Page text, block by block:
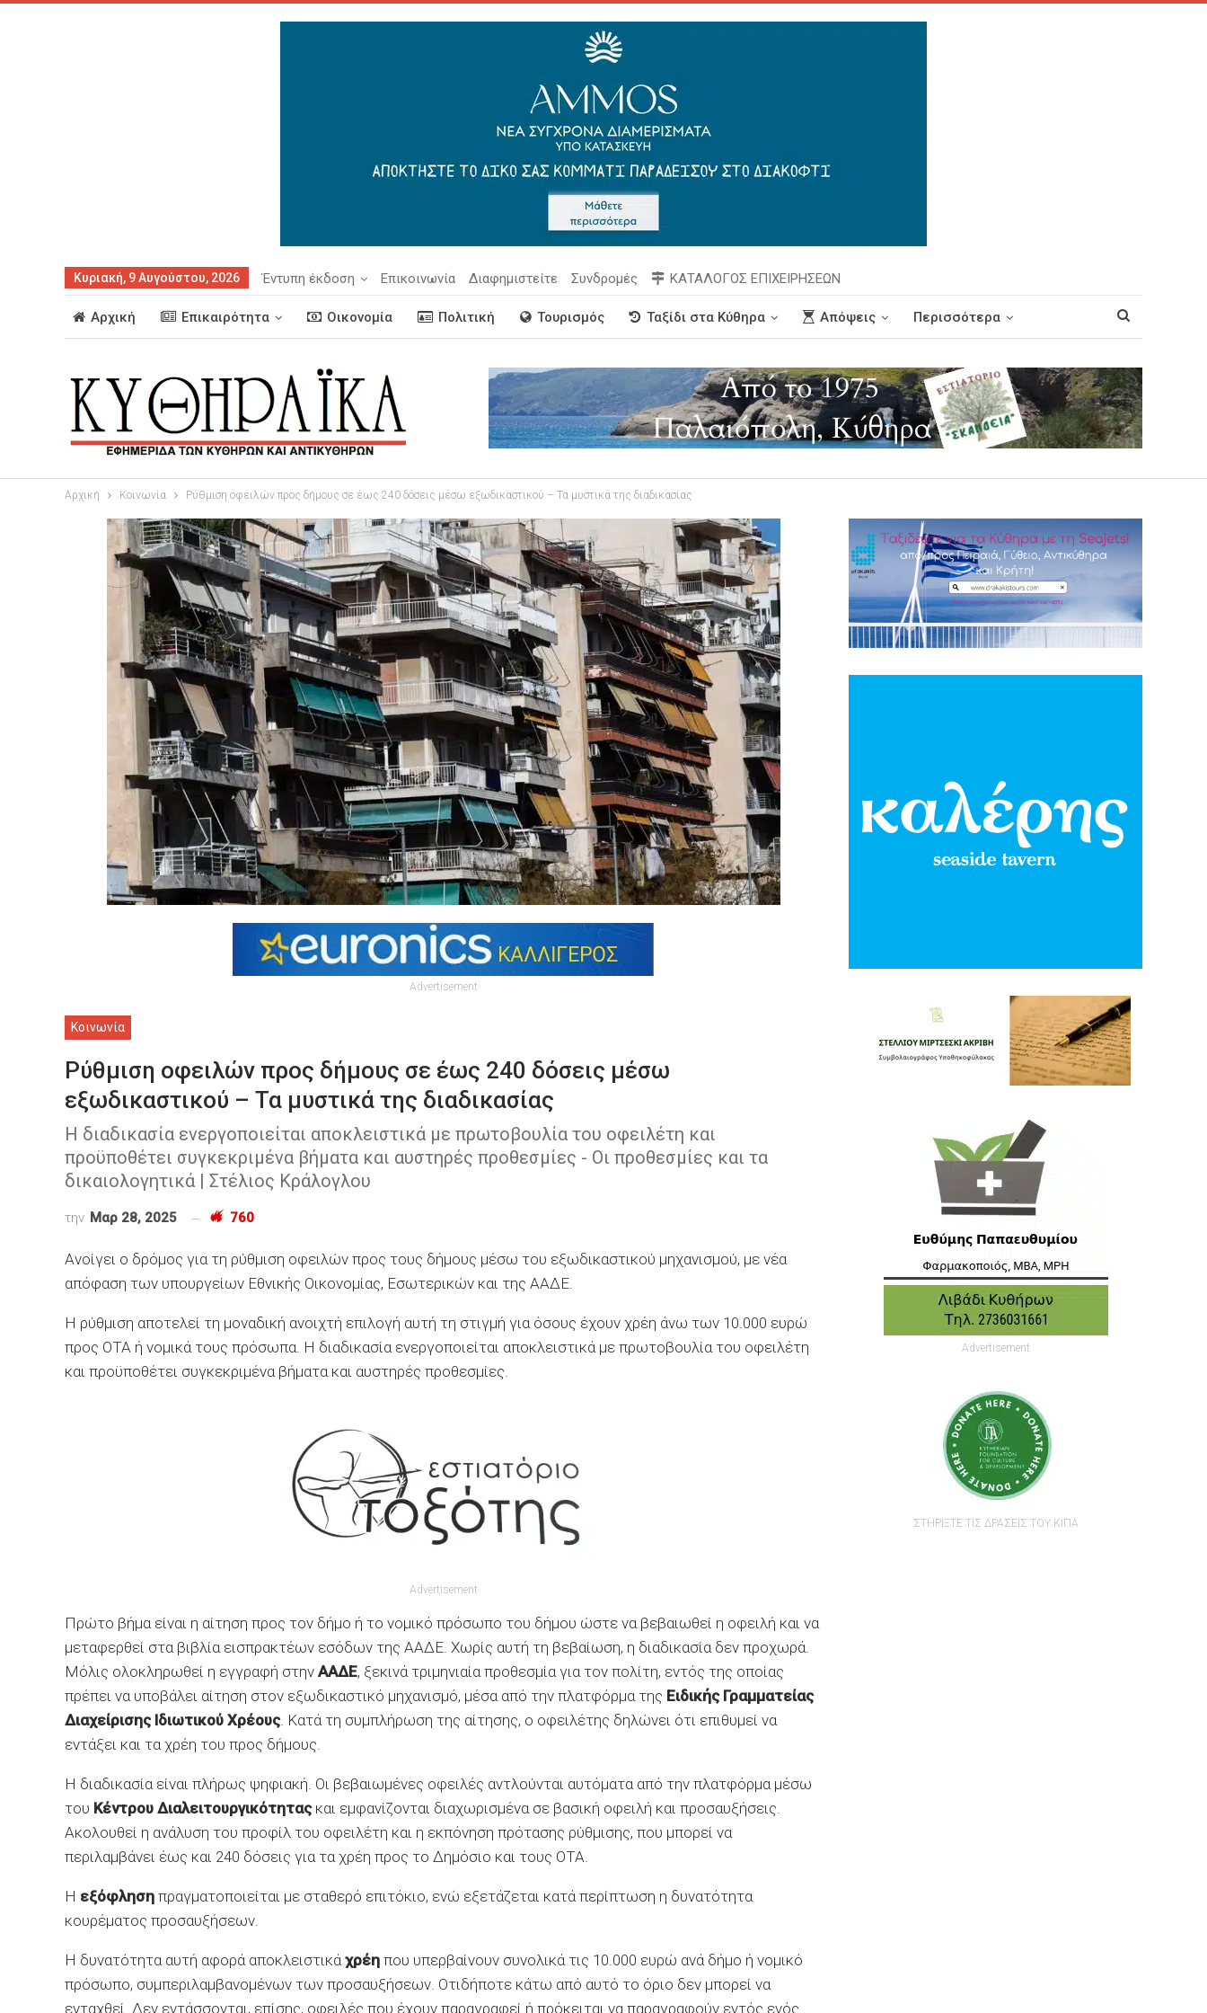
Κυριακή, 9 Αυγούστου, 2026 Έντυπη έκδοση Επικοινωνία Διαφημιστείτε Συνδρομές ΚΑΤΑΛΟΓΟΣ ΕΠΙΧΕΙΡΗΣΕΩΝ
Αρχική Επικαιρότητα Οικονομία Πολιτική Τουρισμός Ταξίδι στα Κύθηρα Απόψεις Περισσότερα
Αρχική Κοινωνία Ρύθμιση οφειλών προς δήμους σε έως 240 δόσεις μέσω εξωδικαστικού – Τα μυστικά της διαδικασίας
Advertisement
Κοινωνία
Ρύθμιση οφειλών προς δήμους σε έως 240 δόσεις μέσω
εξωδικαστικού – Τα μυστικά της διαδικασίας
Η διαδικασία ενεργοποιείται αποκλειστικά με πρωτοβουλία του οφειλέτη και
προϋποθέτει συγκεκριμένα βήματα και αυστηρές προθεσμίες - Οι προθεσμίες και τα
δικαιολογητικά | Στέλιος Κράλογλου
την Μαρ 28, 2025 760
Ανοίγει ο δρόμος για τη ρύθμιση οφειλών προς τους δήμους μέσω του εξωδικαστικού μηχανισμού, με νέα
απόφαση των υπουργείων Εθνικής Οικονομίας, Εσωτερικών και της ΑΑΔΕ.
Η ρύθμιση αποτελεί τη μοναδική ανοιχτή επιλογή αυτή τη στιγμή για όσους έχουν χρέη άνω των 10.000 ευρώ
προς ΟΤΑ ή νομικά τους πρόσωπα. Η διαδικασία ενεργοποιείται αποκλειστικά με πρωτοβουλία του οφειλέτη
και προϋποθέτει συγκεκριμένα βήματα και αυστηρές προθεσμίες.
Advertisement
Πρώτο βήμα είναι η αίτηση προς τον δήμο ή το νομικό πρόσωπο του δήμου ώστε να βεβαιωθεί η οφειλή και να
μεταφερθεί στα βιβλία εισπρακτέων εσόδων της ΑΑΔΕ. Χωρίς αυτή τη βεβαίωση, η διαδικασία δεν προχωρά.
Μόλις ολοκληρωθεί η εγγραφή στην ΑΑΔΕ, ξεκινά τριμηνιαία προθεσμία για τον πολίτη, εντός της οποίας
πρέπει να υποβάλει αίτηση στον εξωδικαστικό μηχανισμό, μέσα από την πλατφόρμα της Ειδικής Γραμματείας
Διαχείρισης Ιδιωτικού Χρέους. Κατά τη συμπλήρωση της αίτησης, ο οφειλέτης δηλώνει ότι επιθυμεί να
εντάξει και τα χρέη του προς δήμους.
Η διαδικασία είναι πλήρως ψηφιακή. Οι βεβαιωμένες οφειλές αντλούνται αυτόματα από την πλατφόρμα μέσω
του Κέντρου Διαλειτουργικότηταςκαι εμφανίζονται διαχωρισμένα σε βασική οφειλή και προσαυξήσεις.
Ακολουθεί η ανάλυση του προφίλ του οφειλέτη και η εκπόνηση πρότασης ρύθμισης, που μπορεί να
περιλαμβάνει έως και 240 δόσεις για τα χρέη προς το Δημόσιο και τους ΟΤΑ.
Η εξόφληση πραγματοποιείται με σταθερό επιτόκιο, ενώ εξετάζεται κατά περίπτωση η δυνατότητα
κουρέματος προσαυξήσεων.
Η δυνατότητα αυτή αφορά αποκλειστικάχρέη που υπερβαίνουν συνολικά τις 10.000 ευρώ ανά δήμο ή νομικό
πρόσωπο, συμπεριλαμβανομένων των προσαυξήσεων. Οτιδήποτε κάτω από αυτό το όριο δεν μπορεί να
ενταχθεί. Δεν εντάσσονται, επίσης, οφειλές που έχουν παραγραφεί ή πρόκειται να παραγραφούν εντός ενός
Advertisement
ΣΤΗΡΙΞΤΕ ΤΙΣ ΔΡΑΣΕΙΣ ΤΟΥ ΚΙΠΑ